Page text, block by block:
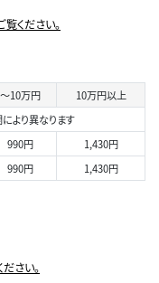
ください。
～10万円
10万円以上
より異なります
990円
1,430円
990円 1,430円
さい。